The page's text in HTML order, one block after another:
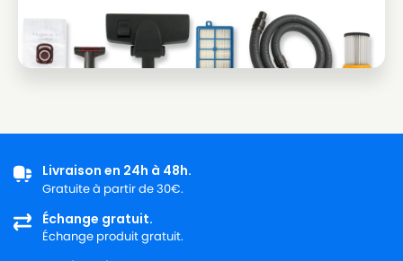
Livraison en 24h à 48h.
Gratuite à partir de 30€.
Échange gratuit.
Échange produit gratuit.